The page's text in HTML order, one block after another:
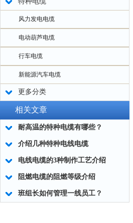
风力发电电缆
电动葫芦电缆
行车电缆
新能源汽车电缆
更多分类
相关文章
耐高温的特种电缆有哪些？
介绍几种特种电线电缆
电线电缆的3种制作工艺介绍
阻燃电缆的阻燃等级介绍
班组长如何管理一线员工？